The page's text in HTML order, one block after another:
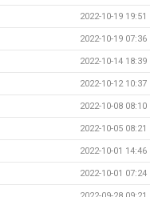
2022-10-19 19:51
2022-10-19 07:36
2022-10-14 18:39
2022-10-12 10:37
2022-10-08 08:10
2022-10-05 08:21
2022-10-01 14:46
2022-10-01 07:24